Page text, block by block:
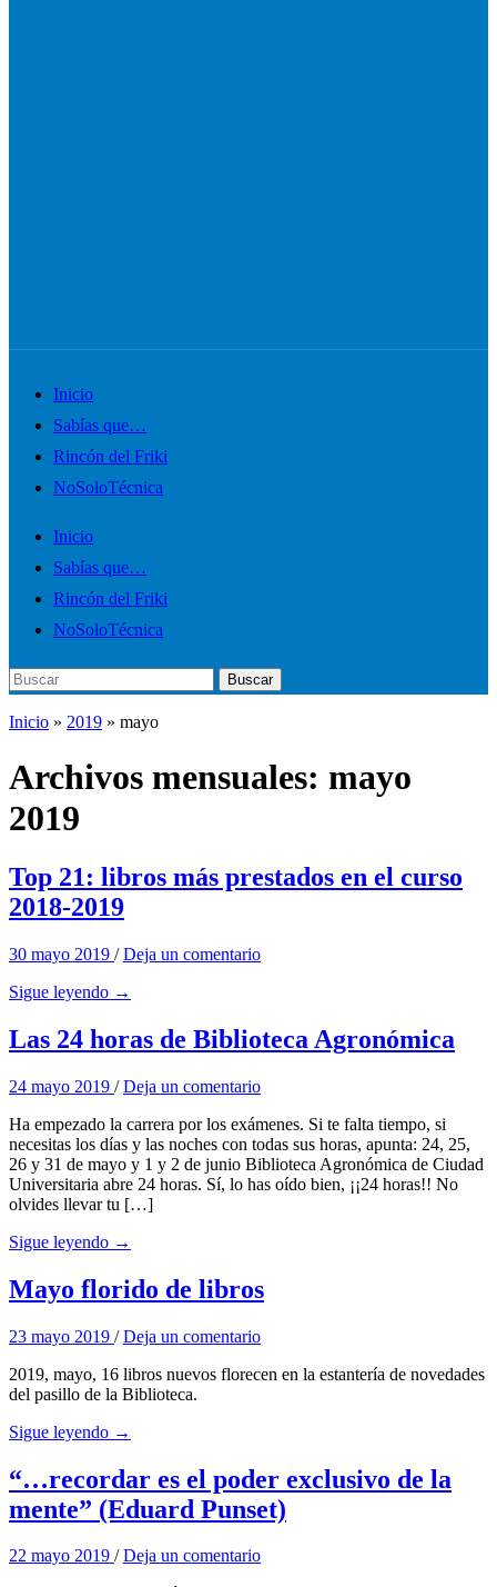
Alternar
menú
móvil
Inicio
Sabías que…
Rincón del Friki
NoSoloTécnica
Inicio
Sabías que…
Rincón del Friki
NoSoloTécnica
Buscar: Buscar
Inicio » 2019 » mayo
Archivos mensuales: mayo
2019
Top 21: libros más prestados en el curso
2018-2019
30 mayo 2019 /Deja un comentario
Sigue leyendo →
Las 24 horas de Biblioteca Agronómica
24 mayo 2019 /Deja un comentario
Ha empezado la carrera por los exámenes. Si te falta tiempo, si
necesitas los días y las noches con todas sus horas, apunta: 24, 25,
26 y 31 de mayo y 1 y 2 de junio Biblioteca Agronómica de Ciudad
Universitaria abre 24 horas. Sí, lo has oído bien, ¡¡24 horas!! No
olvides llevar tu […]
Sigue leyendo →
Mayo florido de libros
23 mayo 2019 /Deja un comentario
2019, mayo, 16 libros nuevos florecen en la estantería de novedades
del pasillo de la Biblioteca.
Sigue leyendo →
“…recordar es el poder exclusivo de la
mente” (Eduard Punset)
22 mayo 2019 /Deja un comentario